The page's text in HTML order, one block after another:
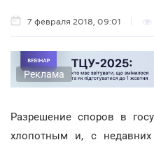
7 февраля 2018, 09:01
Реклама
Разрешение споров в
хлопотным и, с